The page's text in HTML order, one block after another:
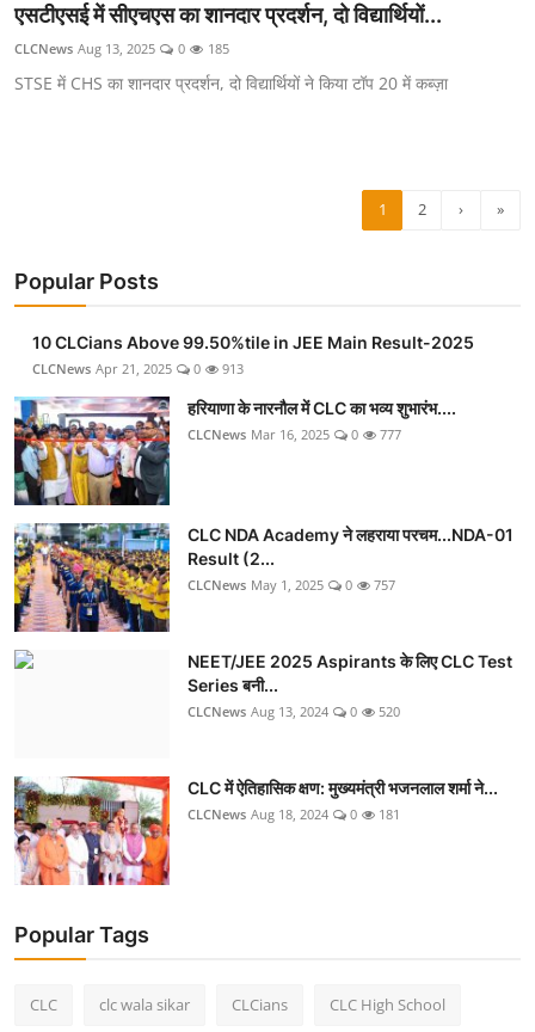
एसटीएसई में सीएचएस का शानदार प्रदर्शन, दो विद्यार्थियों...
CLCNews Aug 13, 2025 0 185
STSE में CHS का शानदार प्रदर्शन, दो विद्यार्थियों ने किया टॉप 20 में कब्ज़ा
1 2 › »
Popular Posts
10 CLCians Above 99.50%tile in JEE Main Result-2025
CLCNews Apr 21, 2025 0 913
हरियाणा के नारनौल में CLC का भव्य शुभारंभ....
CLCNews Mar 16, 2025 0 777
CLC NDA Academy ने लहराया परचम...NDA-01
Result (2...
CLCNews May 1, 2025 0 757
NEET/JEE 2025 Aspirants के लिए CLC Test
Series बनी...
CLCNews Aug 13, 2024 0 520
CLC में ऐतिहासिक क्षण: मुख्यमंत्री भजनलाल शर्मा ने...
CLCNews Aug 18, 2024 0 181
Popular Tags
CLC clc wala sikar CLCians CLC High School